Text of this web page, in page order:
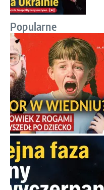
Popularne